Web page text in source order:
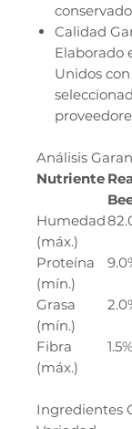
Calidad
Elaborado
Unidos
Análisis
Nutriente
Humedad
(máx.)
Proteína
(mín.)
Grasa
(mín.)
Fibra
(máx.)
1.5%
Ingredientes